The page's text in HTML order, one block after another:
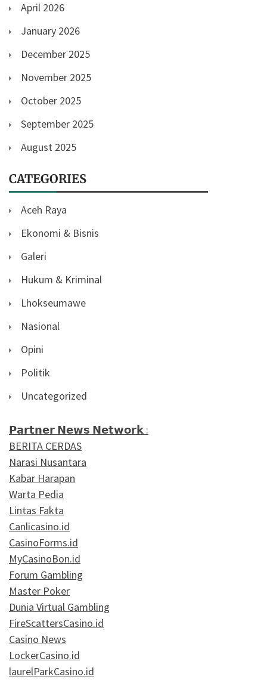
April 2026
January 2026
December 2025
November 2025
October 2025
September 2025
August 2025
CATEGORIES
Aceh Raya
Ekonomi & Bisnis
Galeri
Hukum & Kriminal
Lhokseumawe
Nasional
Opini
Politik
Uncategorized
𝗣𝗮𝗿𝘁𝗻𝗲𝗿 𝗡𝗲𝘄𝘀 𝗡𝗲𝘁𝘄𝗼𝗿𝗸 :
BERITA CERDAS
Narasi Nusantara
Kabar Harapan
Warta Pedia
Lintas Fakta
Canlicasino.id
CasinoForms.id
MyCasinoBon.id
Forum Gambling
Master Poker
Dunia Virtual Gambling
FireScattersCasino.id
Casino News
LockerCasino.id
laurelParkCasino.id